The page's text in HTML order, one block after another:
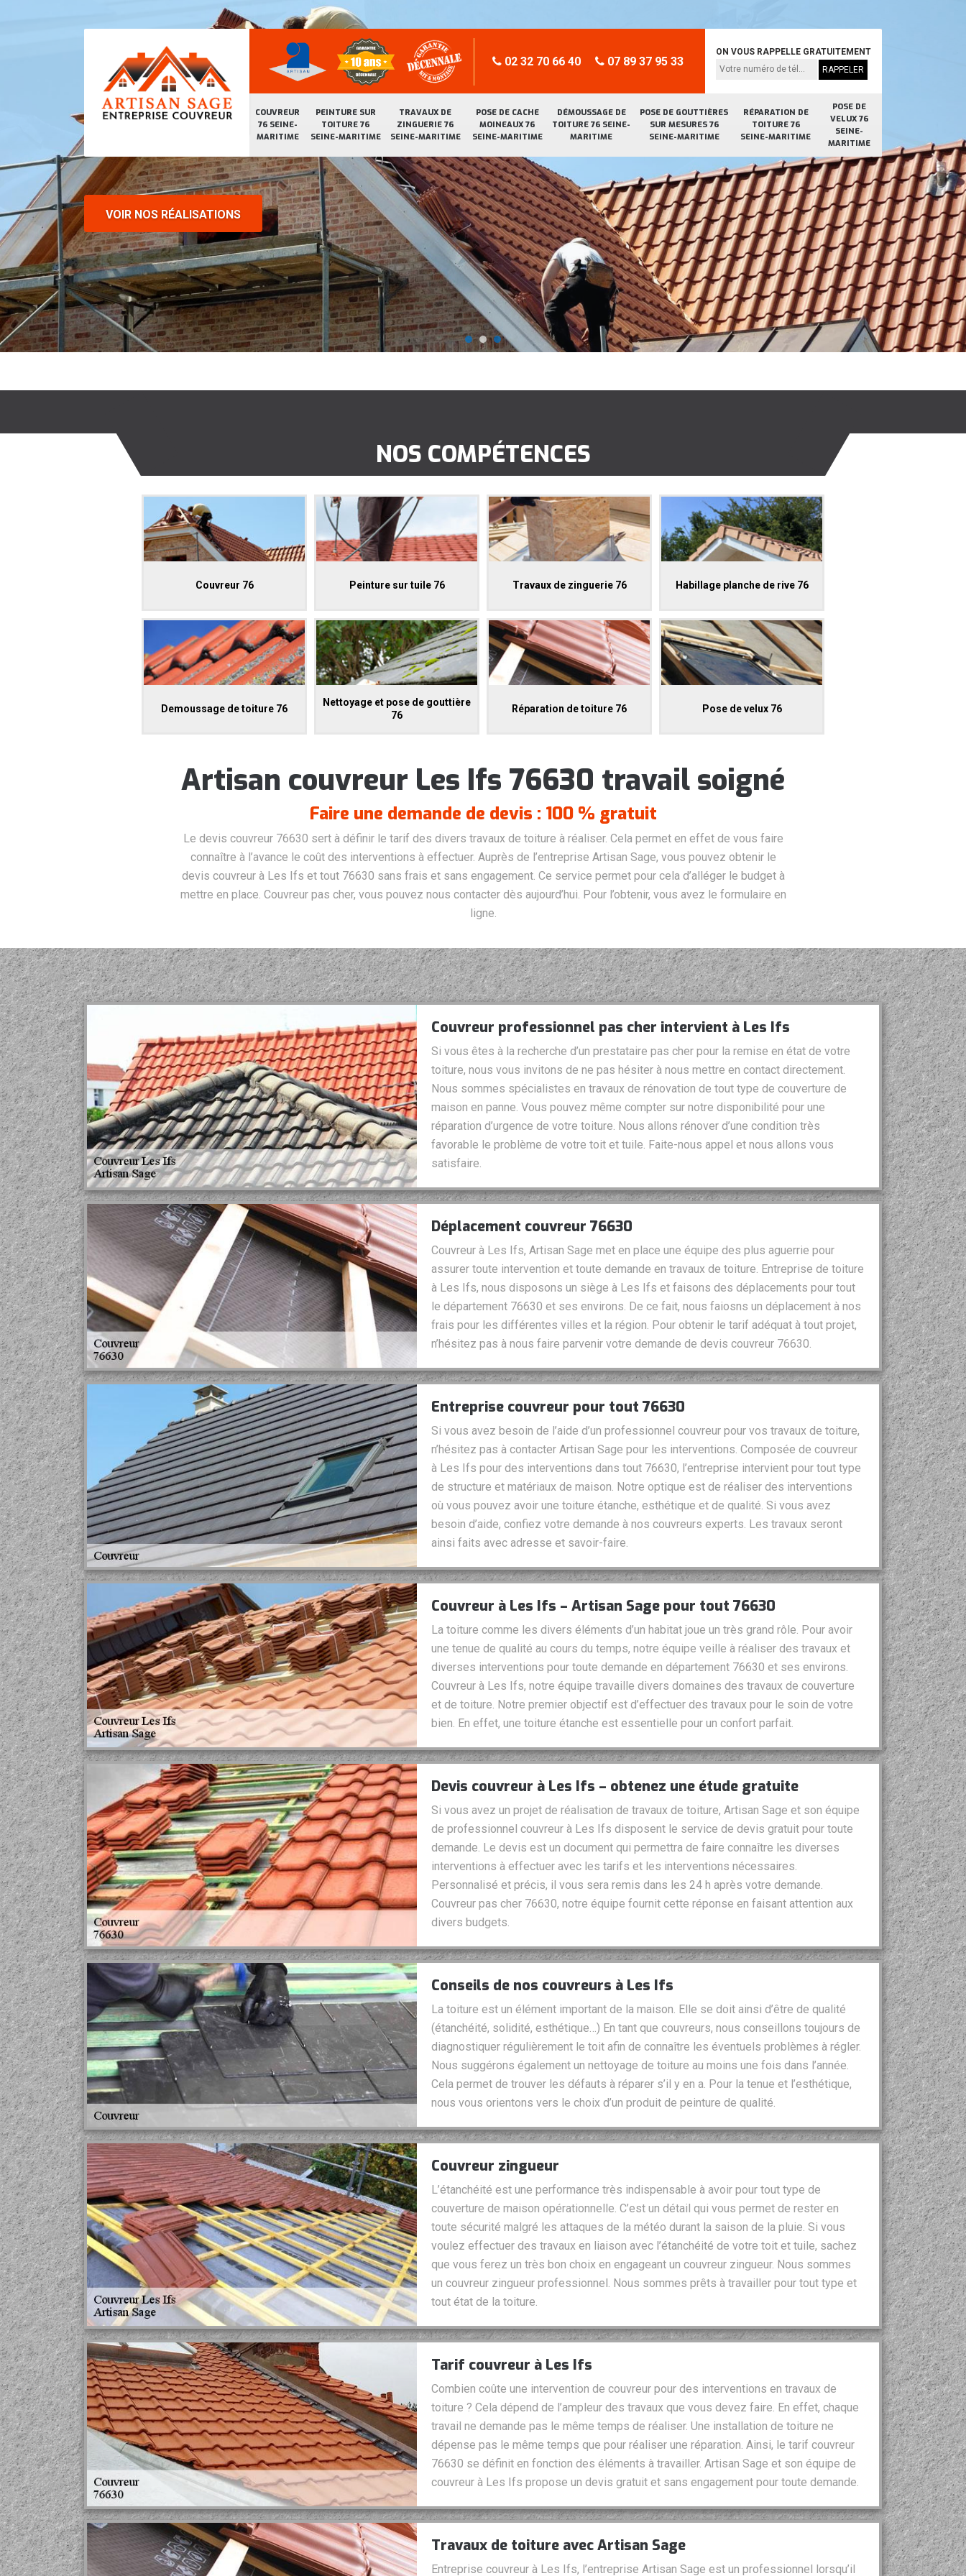
COUVREUR
76 SEINE-
MARITIME
PEINTURE SUR
TOITURE 76
SEINE-MARITIME
TRAVAUX DE
ZINGUERIE 76
SEINE-MARITIME
POSE DE CACHE
MOINEAUX 76
SEINE-MARITIME
DÉMOUSSAGE DE
TOITURE 76 SEINE-
MARITIME
POSE DE GOUTTIÈRES
SUR MESURES 76
SEINE-MARITIME
RÉPARATION DE
TOITURE 76
SEINE-MARITIME
POSE DE
VELUX 76
SEINE-
MARITIME
02 32 70 66 40 07 89 37 95 33
ON VOUS RAPPELLE GRATUITEMENT
VOIR NOS RÉALISATIONS
NOS COMPÉTENCES
Couvreur 76 Peinture sur tuile 76 Travaux de zinguerie 76 Habillage planche de rive 76
Demoussage de toiture 76
Nettoyage et pose de gouttière
76
Réparation de toiture 76 Pose de velux 76
Artisan couvreur Les Ifs 76630 travail soigné
Faire une demande de devis : 100 % gratuit
Le devis couvreur 76630 sert à définir le tarif des divers travaux de toiture à réaliser. Cela permet en effet de vous faire
connaître à l’avance le coût des interventions à effectuer. Auprès de l’entreprise Artisan Sage, vous pouvez obtenir le
devis couvreur à Les Ifs et tout 76630 sans frais et sans engagement. Ce service permet pour cela d’alléger le budget à
mettre en place. Couvreur pas cher, vous pouvez nous contacter dès aujourd’hui. Pour l’obtenir, vous avez le formulaire en
ligne.
Couvreur professionnel pas cher intervient à Les Ifs
Si vous êtes à la recherche d’un prestataire pas cher pour la remise en état de votre
toiture, nous vous invitons de ne pas hésiter à nous mettre en contact directement.
Nous sommes spécialistes en travaux de rénovation de tout type de couverture de
maison en panne. Vous pouvez même compter sur notre disponibilité pour une
réparation d’urgence de votre toiture. Nous allons rénover d’une condition très
favorable le problème de votre toit et tuile. Faite-nous appel et nous allons vous
satisfaire.
Déplacement couvreur 76630
Couvreur à Les Ifs, Artisan Sage met en place une équipe des plus aguerrie pour
assurer toute intervention et toute demande en travaux de toiture. Entreprise de toiture
à Les Ifs, nous disposons un siège à Les Ifs et faisons des déplacements pour tout
le département 76630 et ses environs. De ce fait, nous faiosns un déplacement à nos
frais pour les différentes villes et la région. Pour obtenir le tarif adéquat à tout projet,
n’hésitez pas à nous faire parvenir votre demande de devis couvreur 76630.
Entreprise couvreur pour tout 76630
Si vous avez besoin de l’aide d’un professionnel couvreur pour vos travaux de toiture,
n’hésitez pas à contacter Artisan Sage pour les interventions. Composée de couvreur
à Les Ifs pour des interventions dans tout 76630, l’entreprise intervient pour tout type
de structure et matériaux de maison. Notre optique est de réaliser des interventions
où vous pouvez avoir une toiture étanche, esthétique et de qualité. Si vous avez
besoin d’aide, confiez votre demande à nos couvreurs experts. Les travaux seront
ainsi faits avec adresse et savoir-faire.
Couvreur à Les Ifs – Artisan Sage pour tout 76630
La toiture comme les divers éléments d’un habitat joue un très grand rôle. Pour avoir
une tenue de qualité au cours du temps, notre équipe veille à réaliser des travaux et
diverses interventions pour toute demande en département 76630 et ses environs.
Couvreur à Les Ifs, notre équipe travaille divers domaines des travaux de couverture
et de toiture. Notre premier objectif est d’effectuer des travaux pour le soin de votre
bien. En effet, une toiture étanche est essentielle pour un confort parfait.
Devis couvreur à Les Ifs – obtenez une étude gratuite
Si vous avez un projet de réalisation de travaux de toiture, Artisan Sage et son équipe
de professionnel couvreur à Les Ifs disposent le service de devis gratuit pour toute
demande. Le devis est un document qui permettra de faire connaître les diverses
interventions à effectuer avec les tarifs et les interventions nécessaires.
Personnalisé et précis, il vous sera remis dans les 24 h après votre demande.
Couvreur pas cher 76630, notre équipe fournit cette réponse en faisant attention aux
divers budgets.
Conseils de nos couvreurs à Les Ifs
La toiture est un élément important de la maison. Elle se doit ainsi d’être de qualité
(étanchéité, solidité, esthétique…) En tant que couvreurs, nous conseillons toujours de
diagnostiquer régulièrement le toit afin de connaître les éventuels problèmes à régler.
Nous suggérons également un nettoyage de toiture au moins une fois dans l’année.
Cela permet de trouver les défauts à réparer s’il y en a. Pour la tenue et l’esthétique,
nous vous orientons vers le choix d’un produit de peinture de qualité.
Couvreur zingueur
L’étanchéité est une performance très indispensable à avoir pour tout type de
couverture de maison opérationnelle. C’est un détail qui vous permet de rester en
toute sécurité malgré les attaques de la météo durant la saison de la pluie. Si vous
voulez effectuer des travaux en liaison avec l’étanchéité de votre toit et tuile, sachez
que vous ferez un très bon choix en engageant un couvreur zingueur. Nous sommes
un couvreur zingueur professionnel. Nous sommes prêts à travailler pour tout type et
tout état de la toiture.
Tarif couvreur à Les Ifs
Combien coûte une intervention de couvreur pour des interventions en travaux de
toiture ? Cela dépend de l’ampleur des travaux que vous devez faire. En effet, chaque
travail ne demande pas le même temps de réaliser. Une installation de toiture ne
dépense pas le même temps que pour réaliser une réparation. Ainsi, le tarif couvreur
76630 se définit en fonction des éléments à travailler. Artisan Sage et son équipe de
couvreur à Les Ifs propose un devis gratuit et sans engagement pour toute demande.
Travaux de toiture avec Artisan Sage
Entreprise couvreur à Les Ifs, l’entreprise Artisan Sage est un professionnel lorsqu’il